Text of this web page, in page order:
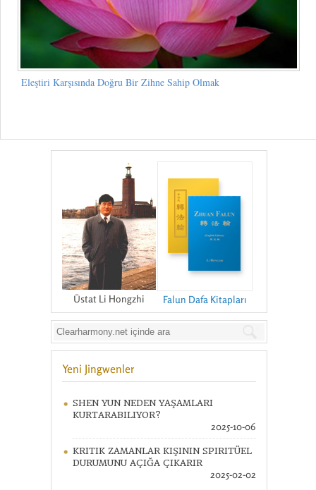
Eleştiri Karşısında Doğru Bir Zihne Sahip Olmak
Üstat Li Hongzhi Falun Dafa Kitapları
Yeni Jingwenler
SHEN YUN NEDEN YAŞAMLARI
KURTARABILIYOR?
2025-10-06
KRITIK ZAMANLAR KIŞININ SPIRITÜEL
DURUMUNU AÇIĞA ÇIKARIR
2025-02-02